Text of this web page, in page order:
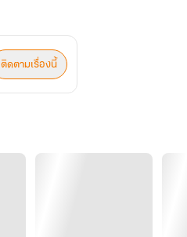
ติดตามเรื่องนี้